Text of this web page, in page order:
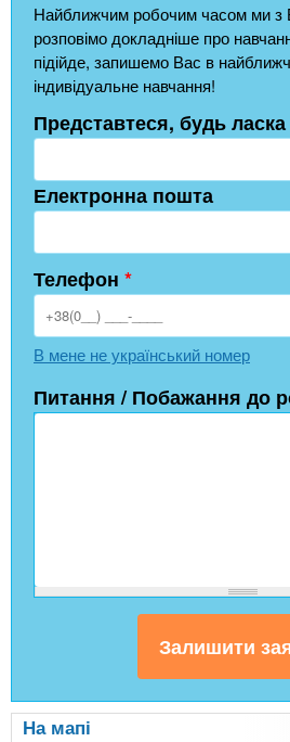
Найближчим робочим часом ми з
розповімо докладніше про
підійде, запишемо Вас в
індивідуальне навчання!
Представтеся, будь ласка
Електронна пошта
Телефон *
В мене не український номер
Питання / Побажання до
На мапі